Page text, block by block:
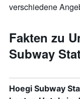
verschiedene
Fakten zu
Subway
Hoegi Subway